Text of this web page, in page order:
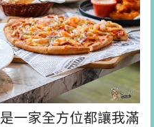
是一家全方位都讓我滿